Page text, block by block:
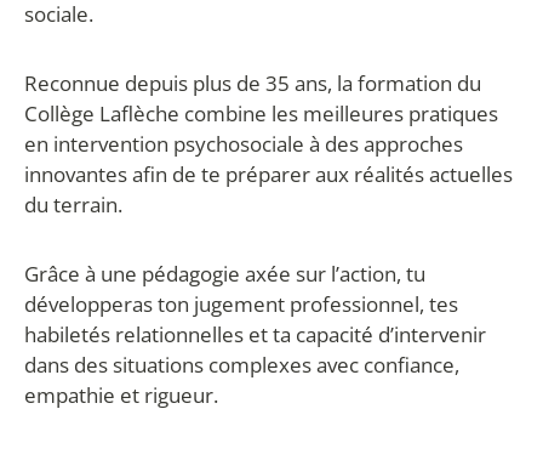
sociale.
Reconnue depuis plus de 35 ans, la formation du
Collège Laflèche combine les meilleures pratiques
en intervention psychosociale à des approches
innovantes afin de te préparer aux réalités actuelles
du terrain.
Grâce à une pédagogie axée sur l’action, tu
développeras ton jugement professionnel, tes
habiletés relationnelles et ta capacité d’intervenir
dans des situations complexes avec confiance,
empathie et rigueur.